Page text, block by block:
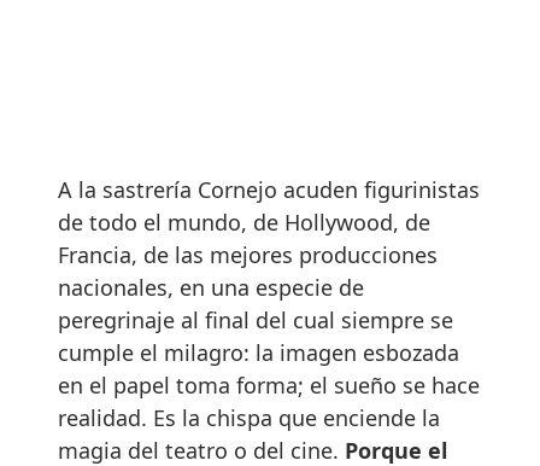
A la sastrería Cornejo acuden figurinistas
de todo el mundo, de Hollywood, de
Francia, de las mejores producciones
nacionales, en una especie de
peregrinaje al final del cual siempre se
cumple el milagro: la imagen esbozada
en el papel toma forma; el sueño se hace
realidad. Es la chispa que enciende la
magia del teatro o del cine. Porque el